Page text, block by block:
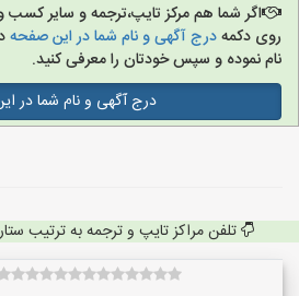
اگر شما هم مرکز تایپ،ترجمه و سایر کسب
روی دکمهدرج آگهی و نام شما در این صفحه
نام نموده و سپس خودتان را معرفی کنید.
درج آگهی و نام شما در
تلفن مراکز تایپ و ترجمه به ترتیب